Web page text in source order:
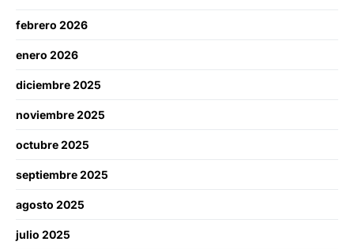
febrero 2026
enero 2026
diciembre 2025
noviembre 2025
octubre 2025
septiembre 2025
agosto 2025
julio 2025